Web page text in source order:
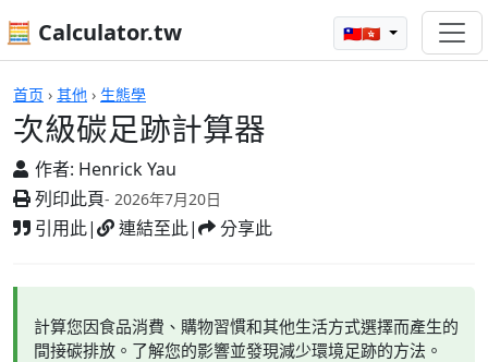
🧮 Calculator.tw 🇹🇼🇭🇰
首页 › 其他 › 生態學
次級碳足跡計算器
作者: Henrick Yau
列印此頁- 2026年7月20日
引用此| 連結至此| 分享此
計算機
計算您因食品消費、購物習慣和其他生活方式選擇而產生的
間接碳排放。了解您的影響並發現減少環境足跡的方法。